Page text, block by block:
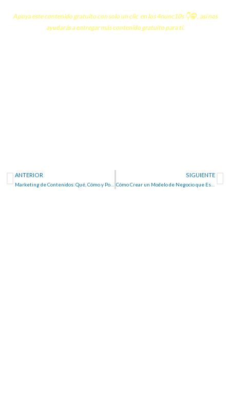
Apoya este contenido gratuito con solo un clic en los 4nunc10s 👇🤫 , así nos
ayudarás a entregar más contenido gratuito para ti.
Prev
ANTERIOR
Marketing de Contenidos: Qué, Cómo y Por Qué Implementarlo,
SIGUIENTE
Cómo Crear un Modelo de Negocio que Escale Rápidamente